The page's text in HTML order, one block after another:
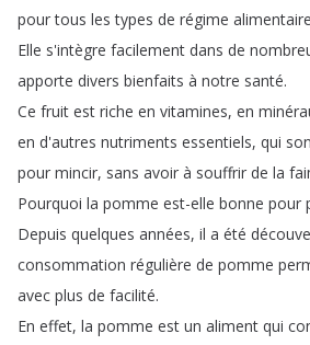
pour tous les types de régime alimentaire
Elle s'intègre facilement dans de
apporte divers bienfaits à notre santé.
Ce fruit est riche en vitamines, en
en d'autres nutriments essentiels, qui
pour mincir, sans avoir à souffrir de la
Pourquoi la pomme est-elle bonne pour
Depuis quelques années, il a été
consommation régulière de pomme
avec plus de facilité.
En effet, la pomme est un aliment qui